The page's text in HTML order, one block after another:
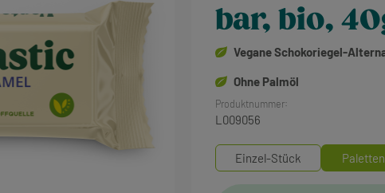
bar, bio,
Vegane Schokoriegel-
Ohne Palmöl
Einzel-Stück
Produktnummer:
L009056